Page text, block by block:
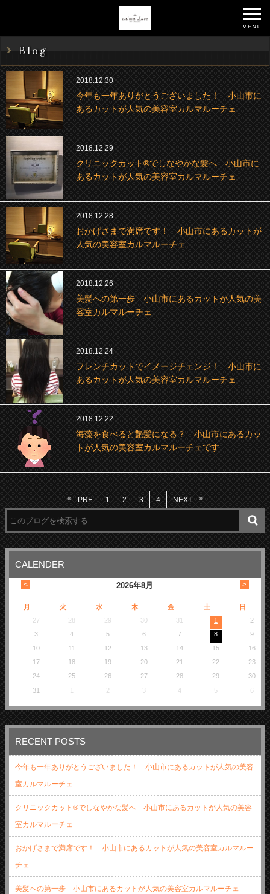
Blog
2018.12.30
今年も一年ありがとうございました！ 小山市に
あるカットが人気の美容室カルマルーチェ
2018.12.29
クリニックカット®でしなやかな髪へ 小山市に
あるカットが人気の美容室カルマルーチェ
2018.12.28
おかげさまで満席です！ 小山市にあるカットが
人気の美容室カルマルーチェ
2018.12.26
美髪への第一歩 小山市にあるカットが人気の美
容室カルマルーチェ
2018.12.24
フレンチカットでイメージチェンジ！ 小山市に
あるカットが人気の美容室カルマルーチェ
2018.12.22
海藻を食べると艶髪になる？ 小山市にあるカッ
トが人気の美容室カルマルーチェです
PRE 1 2 3 4 NEXT
CALENDER
2026年8月
< >
月 火 水 木 金 土
日
27
28 29 30 31 1
2
3
4 5 6 7 8
9
10
11 12 13 14 15
16
17
18 19 20 21 22
23
24
25 26 27 28 29
30
31
1 2 3 4 5 6
RECENT POSTS
今年も一年ありがとうございました！ 小山市にあるカットが人気の美容
室カルマルーチェ
クリニックカット®でしなやかな髪へ 小山市にあるカットが人気の美容
室カルマルーチェ
おかげさまで満席です！ 小山市にあるカットが人気の美容室カルマルー
チェ
美髪への第一歩 小山市にあるカットが人気の美容室カルマルーチェ